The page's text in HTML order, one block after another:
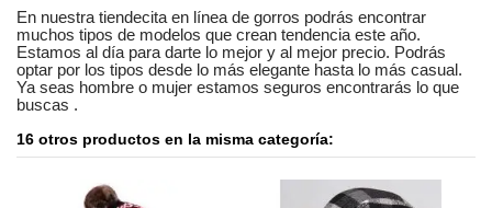
En nuestra tiendecita en línea de gorros podrás encontrar
muchos tipos de modelos que crean tendencia este año.
Estamos al día para darte lo mejor y al mejor precio. Podrás
optar por los tipos desde lo más elegante hasta lo más casual.
Ya seas hombre o mujer estamos seguros encontrarás lo que
buscas .
16 otros productos en la misma categoría: